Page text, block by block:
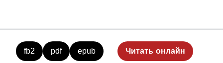
fb2 pdf epub Читать онлайн